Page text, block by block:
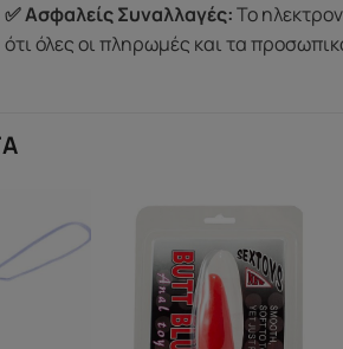
✅ Ασφαλείς Συναλλαγές:Το
ότι όλες οι πληρωμές και τα